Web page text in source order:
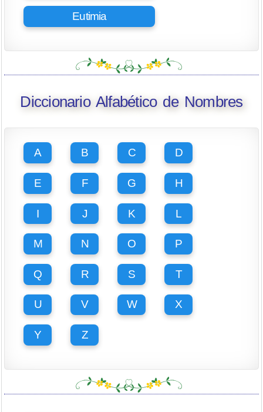
Eutimia
Diccionario Alfabético de Nombres
A B C D
E F G H
I J K L
M N O P
Q R S T
U V W X
Y Z